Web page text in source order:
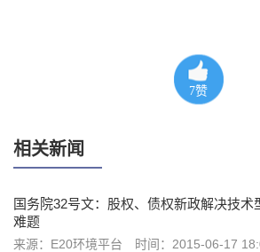
7赞
相关新闻
国务院32号文：股权、债权新政解决技术
难题
来源：E20环境平台 时间：2015-06-17